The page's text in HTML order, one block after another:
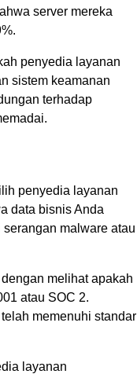
server mereka
penyedia layanan
sistem keamanan
terhadap
penyedia layanan
data bisnis Anda
malware atau
melihat apakah
atau SOC 2.
memenuhi standar
layanan